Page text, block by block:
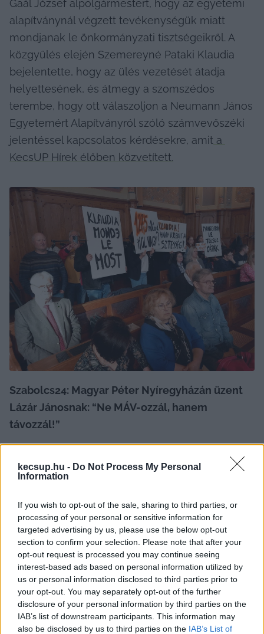
kecsup.hu - Do Not Process My Personal
Information
If you wish to opt-out of the sale, sharing to third parties, or
processing of your personal or sensitive information for
targeted advertising by us, please use the below opt-out
section to confirm your selection. Please note that after your
opt-out request is processed you may continue seeing
interest-based ads based on personal information utilized by
us or personal information disclosed to third parties prior to
your opt-out. You may separately opt-out of the further
disclosure of your personal information by third parties on the
IAB’s list of downstream participants. This information may
also be disclosed by us to third parties on the IAB’s List of
Gaál József alpolgármestert, hogy az egyetemi
alapítványnál végzett tevékenységük miatt
mondjanak le önkormányzati tisztségeikről. A
közgyűlés elején Szemereyné Pataki Klaudia
bejelentette, hogy az ülés vezetését átadja
helyettesének, és átmegy a szomszédos
terembe, hogy ott válaszoljon a Neumann János
Egyetemért Alapítványról szóló számvevőszéki
jelentéssel kapcsolatos kérdésekre, amit a
KecsUP Hírek élőben közvetített.
Szabolcs24: Magyar Péter Nyíregyházán üzent
Lázár Jánosnak: “Ne MÁV-ozzál, hanem
távozzál!”
helyszínre ellátogatott már, hogy megossza
Nemzet Hangja nevet viselő népszavazási
kezdeményezését. Szabolcsban összesen öt
településen járt a Tisza Párt elnöke, melyekből a
legutolsó Nyíregyháza volt, itt ikonikus
teherautójának platójáról tartott beszédet a
politikus, és arra is szánt időt, hogy több száz
szelfit készítsen követőivel. Az eseményről a
Szabolcs24 tudósított.